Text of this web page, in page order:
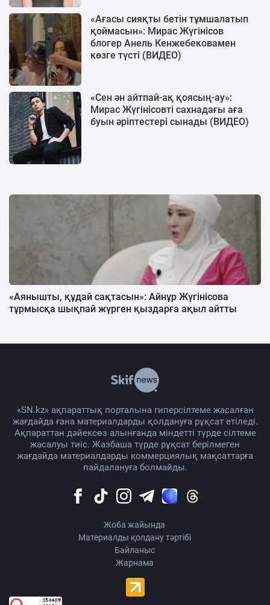
«Ағасы сияқты бетін тұмшалатып
қоймасын»: Мирас Жүгінісов
блогер Анель Кенжебековамен
көзге түсті (ВИДЕО)
«Сен ән айтпай-ақ қоясың-ау»:
Мирас Жүгінісовті сахнадағы аға
буын әріптестері сынады (ВИДЕО)
«Аянышты, құдай сақтасын»: Айнұр Жүгінісова
тұрмысқа шықпай жүрген қыздарға ақыл айтты
«SN.kz» ақпараттық порталына гиперсілтеме жасалған
жағдайда ғана материалдарды қолдануға рұқсат етіледі.
Ақпараттан дәйексөз алынғанда міндетті түрде сілтеме
жасалуы тиіс. Жазбаша түрде рұқсат берілмеген
жағдайда материалдарды коммерциялық мақсаттарға
пайдалануға болмайды.
Жоба жайында
Материалды қолдану тәртібі
Байланыс
Жарнама